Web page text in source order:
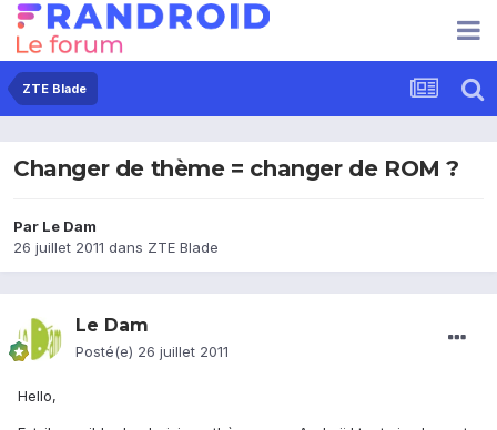
ZTE Blade
Changer de thème = changer de ROM ?
Par Le Dam
26 juillet 2011 dans ZTE Blade
Le Dam
Posté(e) 26 juillet 2011
Hello,